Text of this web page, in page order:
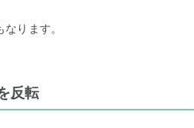
ります。
反転